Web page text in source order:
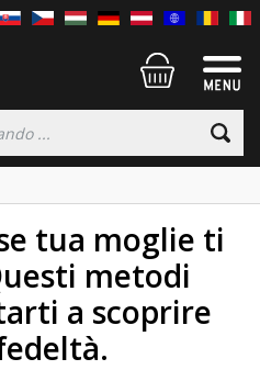
tua moglie ti
metodi
a scoprire